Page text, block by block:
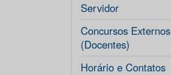
Servidor
Concursos Externos
(Docentes)
Horário e Contatos